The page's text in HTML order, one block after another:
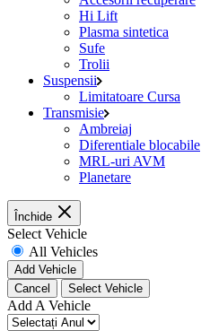
Hi Lift
Plasma sintetica
Sufe
Trolii
Suspensii
Limitatoare Cursa
Transmisie
Ambreiaj
Diferentiale blocabile
MRL-uri AVM
Planetare
Închide
Select Vehicle
All Vehicles
Add Vehicle
Cancel
Select Vehicle
Add A Vehicle